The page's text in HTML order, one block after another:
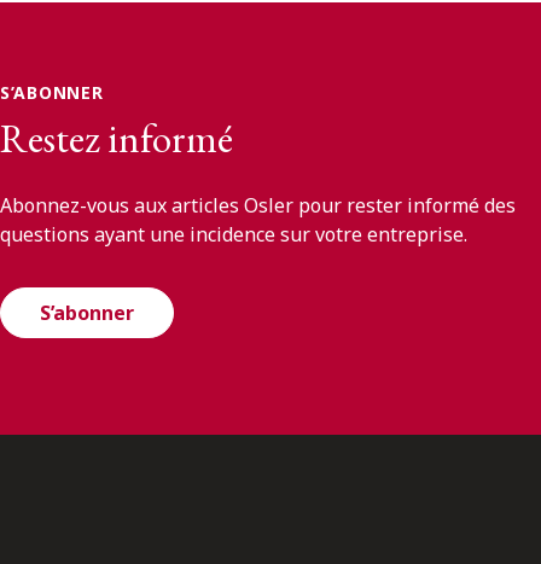
S’ABONNER
Restez informé
Abonnez-vous aux articles Osler pour rester informé des
questions ayant une incidence sur votre entreprise.
S’abonner